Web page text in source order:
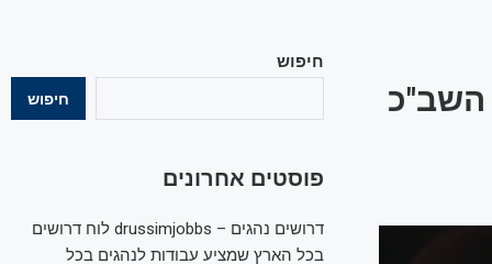
השב"כ
חיפוש
חיפוש
פוסטים אחרונים
דרושים נהגים – drussimjobbs לוח דרושים
בכל הארץ שמציע עבודות לנהגים בכל